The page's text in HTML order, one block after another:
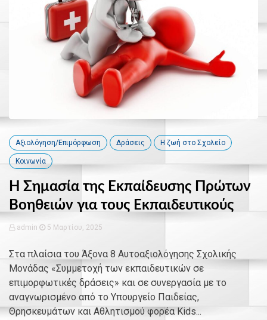
Αξιολόγηση/Επιμόρφωση Δράσεις Η ζωή στο Σχολείο
Κοινωνία
Η Σημασία της Εκπαίδευσης Πρώτων
Βοηθειών για τους Εκπαιδευτικούς
admin 5 Μαρτίου, 2025
Στα πλαίσια του Άξονα 8 Αυτοαξιολόγησης Σχολικής
Μονάδας «Συμμετοχή των εκπαιδευτικών σε
επιμορφωτικές δράσεις» και σε συνεργασία με το
αναγνωρισμένο από το Υπουργείο Παιδείας,
Θρησκευμάτων και Αθλητισμού φορέα Kids...